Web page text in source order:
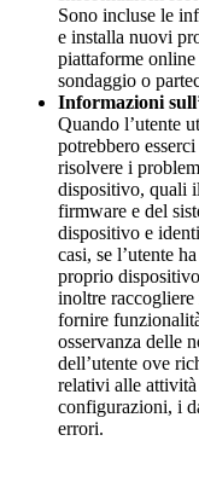
Sono incluse le
e installa nuovi
piattaforme
sondaggio o
Informazioni
Quando l’utente
potrebbero
risolvere i
dispositivo, quali
firmware e del
dispositivo e
casi, se l’utente
proprio
inoltre
fornire
osservanza delle
dell’utente ove
relativi alle attività
configurazioni, i
errori.